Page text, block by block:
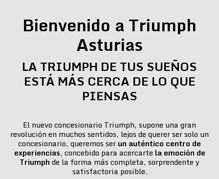
Bienvenido a Triumph
Asturias
LA TRIUMPH DE TUS SUEÑOS
ESTÁ MÁS CERCA DE LO QUE
PIENSAS
El nuevo concesionario Triumph, supone una gran
revolución en muchos sentidos, lejos de querer ser solo un
concesionario, queremos ser un auténtico centro de
experiencias, concebido para acercarte la emoción de
Triumph de la forma más completa, sorprendente y
satisfactoria posible.